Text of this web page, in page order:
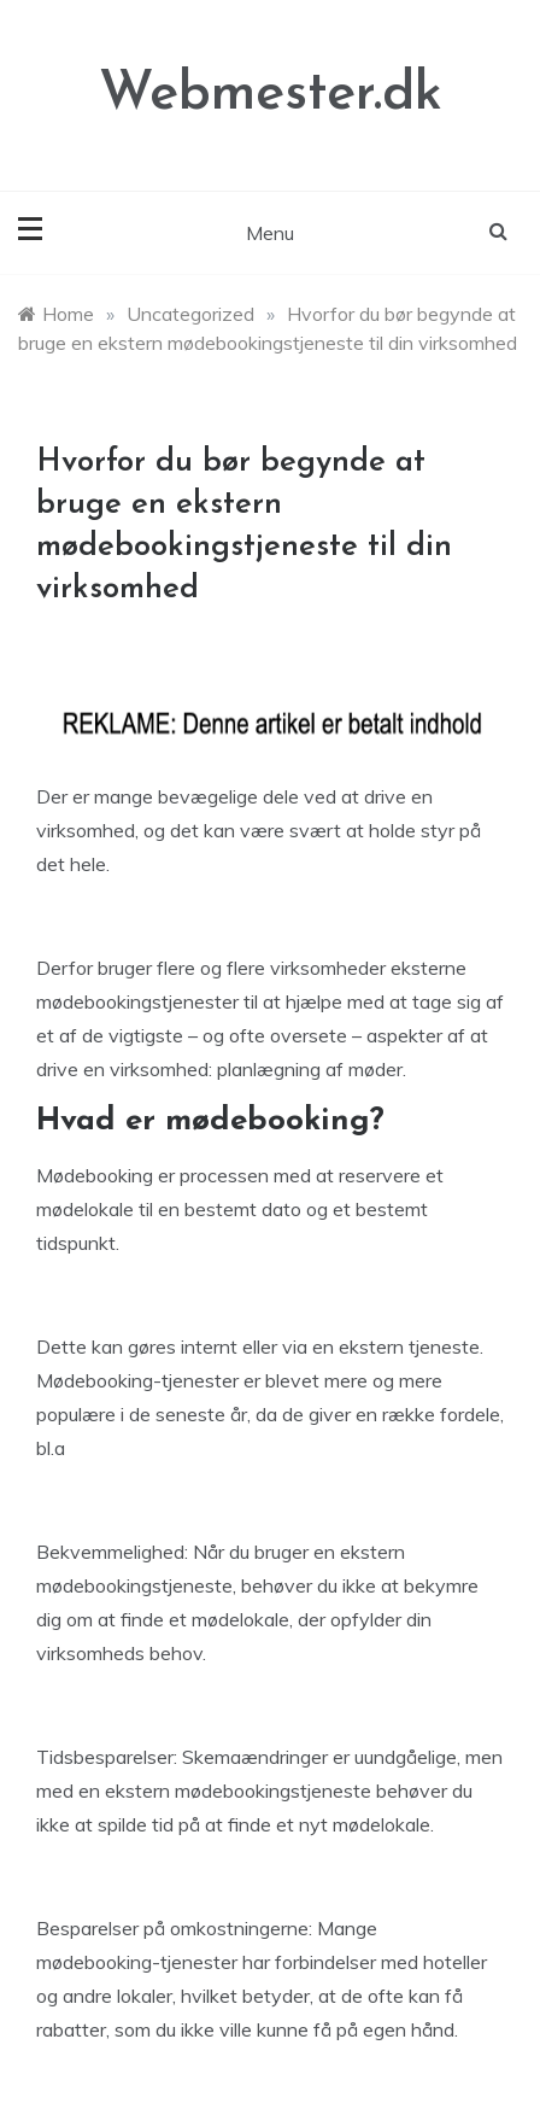
Webmester.dk
Menu
Home » Uncategorized » Hvorfor du bør begynde at
bruge en ekstern mødebookingstjeneste til din virksomhed
Hvorfor du bør begynde at
bruge en ekstern
mødebookingstjeneste til din
virksomhed
Der er mange bevægelige dele ved at drive en
virksomhed, og det kan være svært at holde styr på
det hele.
Derfor bruger flere og flere virksomheder eksterne
mødebookingstjenester til at hjælpe med at tage sig af
et af de vigtigste – og ofte oversete – aspekter af at
drive en virksomhed: planlægning af møder.
Hvad er mødebooking?
Mødebooking er processen med at reservere et
mødelokale til en bestemt dato og et bestemt
tidspunkt.
Dette kan gøres internt eller via en ekstern tjeneste.
Mødebooking-tjenester er blevet mere og mere
populære i de seneste år, da de giver en række fordele,
bl.a
Bekvemmelighed: Når du bruger en ekstern
mødebookingstjeneste, behøver du ikke at bekymre
dig om at finde et mødelokale, der opfylder din
virksomheds behov.
Tidsbesparelser: Skemaændringer er uundgåelige, men
med en ekstern mødebookingstjeneste behøver du
ikke at spilde tid på at finde et nyt mødelokale.
Besparelser på omkostningerne: Mange
mødebooking-tjenester har forbindelser med hoteller
og andre lokaler, hvilket betyder, at de ofte kan få
rabatter, som du ikke ville kunne få på egen hånd.